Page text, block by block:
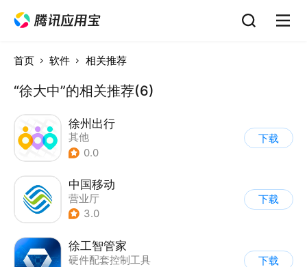
首页 软件 相关推荐
“徐大中”的相关推荐(6)
徐州出行
其他
0.0
下载
中国移动
营业厅
3.0
下载
徐工智管家
硬件配套控制工具
下载